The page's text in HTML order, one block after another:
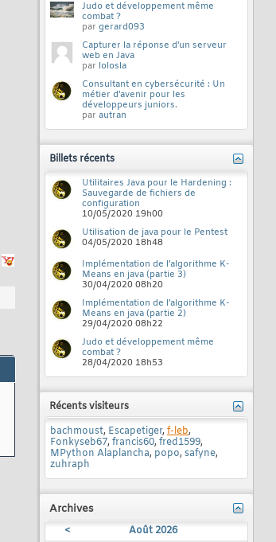
Judo et développement même
combat ?
par gerard093
Capturer la réponse d'un serveur
web en Java
par lolosla
Consultant en cybersécurité : Un
métier d’avenir pour les
développeurs juniors.
par autran
Billets récents
Utilitaires Java pour le Hardening :
Sauvegarde de fichiers de
configuration
10/05/2020 19h00
Utilisation de java pour le Pentest
04/05/2020 18h48
Implémentation de l’algorithme K-
Means en java (partie 3)
30/04/2020 08h20
Implémentation de l’algorithme K-
Means en java (partie 2)
29/04/2020 08h22
Judo et développement même
combat ?
28/04/2020 18h53
Récents visiteurs
bachmoust, Escapetiger, f-leb,
Fonkyseb67, francis60, fred1599,
MPython Alaplancha, popo, safyne,
zuhraph
Archives
< Août 2026